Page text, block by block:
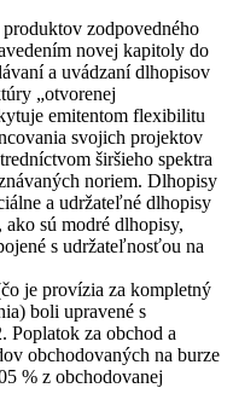
zodpovedného
novej kapitoly do
a uvádzaní dlhopisov
„otvorenej
emitentom flexibilitu
svojich projektov
širšieho spektra
noriem. Dlhopisy
a udržateľné dlhopisy
sú modré dlhopisy,
s udržateľnosťou na
je provízia za kompletný
boli upravené s
Poplatok za obchod a
obchodovaných na burze
% z obchodovanej